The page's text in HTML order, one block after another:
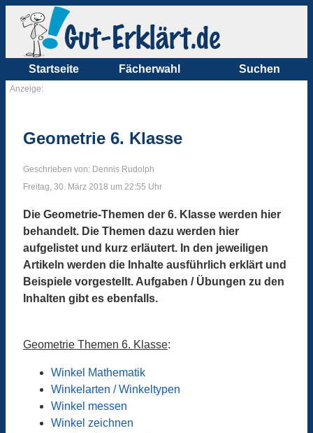
Startseite Fächerwahl Suchen
Anzeige:
Geometrie 6. Klasse
Geschrieben von: Dennis Rudolph
Freitag, 30. März 2018 um 22:55 Uhr
Die Geometrie-Themen der 6. Klasse werden hier
behandelt. Die Themen dazu werden hier
aufgelistet und kurz erläutert. In den jeweiligen
Artikeln werden die Inhalte ausführlich erklärt und
Beispiele vorgestellt. Aufgaben / Übungen zu den
Inhalten gibt es ebenfalls.
Geometrie Themen 6. Klasse:
Winkel Mathematik
Winkelarten / Winkeltypen
Winkel messen
Winkel zeichnen